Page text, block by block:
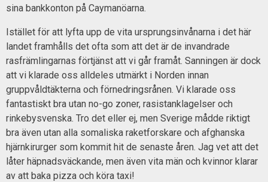
sina bankkonton på Caymanöarna.
Istället för att lyfta upp de vita ursprungsinvånarna i det här
landet framhålls det ofta som att det är de invandrade
rasfrämlingarnas förtjänst att vi går framåt. Sanningen är dock
att vi klarade oss alldeles utmärkt i Norden innan
gruppvåldtäkterna och förnedringsrånen. Vi klarade oss
fantastiskt bra utan no-go zoner, rasistanklagelser och
rinkebysvenska. Tro det eller ej, men Sverige mådde riktigt
bra även utan alla somaliska raketforskare och afghanska
hjärnkirurger som kommit hit de senaste åren. Jag vet att det
låter häpnadsväckande, men även vita män och kvinnor klarar
av att baka pizza och köra taxi!